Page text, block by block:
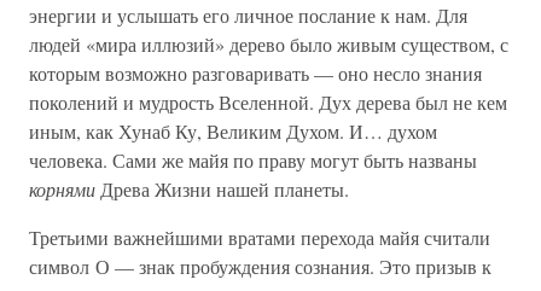
энергии и услышать его личное послание к нам. Для
людей «мира иллюзий» дерево было живым существом, с
которым возможно разговаривать — оно несло знания
поколений и мудрость Вселенной. Дух дерева был не кем
иным, как Хунаб Ку, Великим Духом. И… духом
человека. Сами же майя по праву могут быть названы
корнями Древа Жизни нашей планеты.
Третьими важнейшими вратами перехода майя считали
символ О — знак пробуждения сознания. Это призыв к